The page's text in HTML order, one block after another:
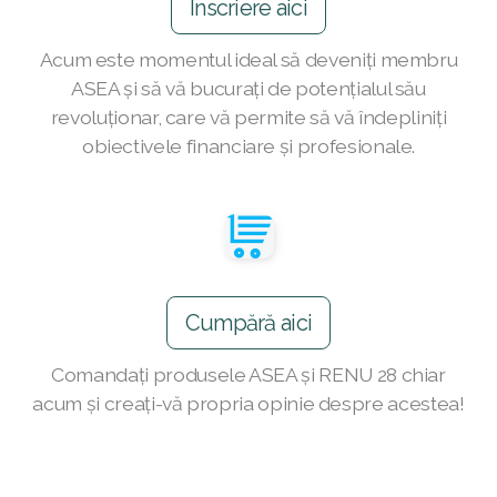
Înscriere aici
Acum este momentul ideal să deveniți membru
ASEA și să vă bucurați de potențialul său
revoluționar, care vă permite să vă îndepliniți
obiectivele financiare și profesionale.
Cumpără aici
Comandați produsele ASEA și RENU 28 chiar
acum și creați-vă propria opinie despre acestea!
Join ASEA Australia (English)
Join ASEA Australia (中文(澳洲)
Join ASEA Austria (Deutsch)
Join ASEA Belgium (Nederlands)
Join ASEA Canada (Français)
JOIN ASEA Croatia (Hrvatski)